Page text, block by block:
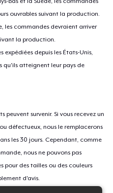
ouvrables suivant la production.
les commandes devraient arriver
la production.
depuis les États-Unis,
qu'ils atteignent leur pays de
peuvent survenir. Si vous recevez un
défectueux, nous le remplacerons
les 30 jours. Cependant, comme
nous ne pouvons pas
pour des tailles ou des couleurs
d'avis.